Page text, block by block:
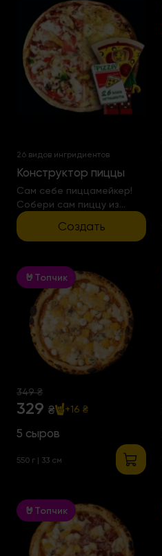
26 видов ингридиентов
Конструктор пиццы
Сам себе пиццамейкер!
Собери сам пиццу из
любого количества
ингридиентов
Создать
🤘Топчик
349 ₴
329 ₴ +16 ₴
5 сыров
550 г | 33 см
🤘Топчик